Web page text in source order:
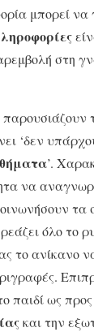
μπορεί να
στη
‘δεν
’.
να
τα
όλο το
το ανίκανο
παιδί ως
και την